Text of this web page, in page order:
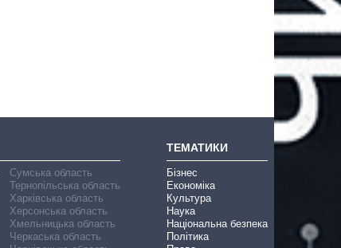
Сумська область
Тернопільська область
Харківська область
Херсонська область
Хмельницька область
Черкаська область
ТЕМАТИКИ
Бізнес
Економіка
Культура
Наука
Національна безпека
Політика